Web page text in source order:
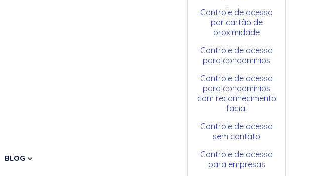
BLOG
Controle de acesso
por cartão de
proximidade
Controle de acesso
para condominios
Controle de acesso
para condomínios
com reconhecimento
facial
Controle de acesso
sem contato
Controle de acesso
para empresas